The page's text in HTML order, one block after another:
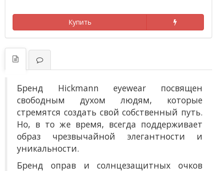
Купить
Бренд Hickmann eyewear посвящен
свободным духом людям, которые
стремятся создать свой собственный путь.
Но, в то же время, всегда поддерживает
образ чрезвычайной элегантности и
уникальности.
Бренд оправ и солнцезащитных очков